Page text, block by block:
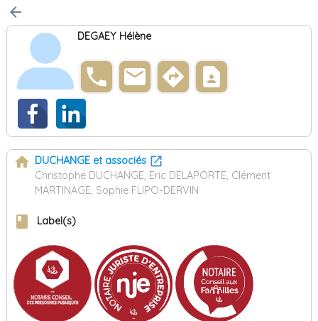
arrow_back
DEGAEY Hélène
phone email directions contact_page
home DUCHANGE et associés
Christophe DUCHANGE, Eric DELAPORTE, Clément
MARTINAGE, Sophie FLIPO-DERVIN
book Label(s)